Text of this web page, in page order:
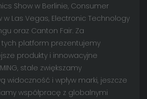
Show w Berlinie, Consumer
w Las Vegas, Electronic Technology
oraz Canton Fair. Za
platform prezentujemy
produkty i innowacyjne
stale zwiększamy
widoczność i wpływ marki, jeszcze
współpracę z globalnymi